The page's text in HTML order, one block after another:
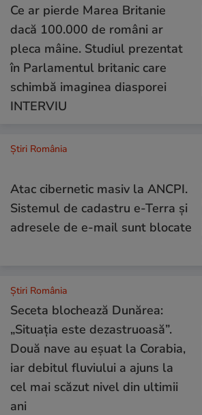
Ce ar pierde Marea Britanie
dacă 100.000 de români ar
pleca mâine. Studiul prezentat
în Parlamentul britanic care
schimbă imaginea diasporei
INTERVIU
Știri România
Atac cibernetic masiv la ANCPI.
Sistemul de cadastru e-Terra și
adresele de e-mail sunt blocate
Știri România
Seceta blochează Dunărea:
„Situația este dezastruoasă”.
Două nave au eșuat la Corabia,
iar debitul fluviului a ajuns la
cel mai scăzut nivel din ultimii
ani